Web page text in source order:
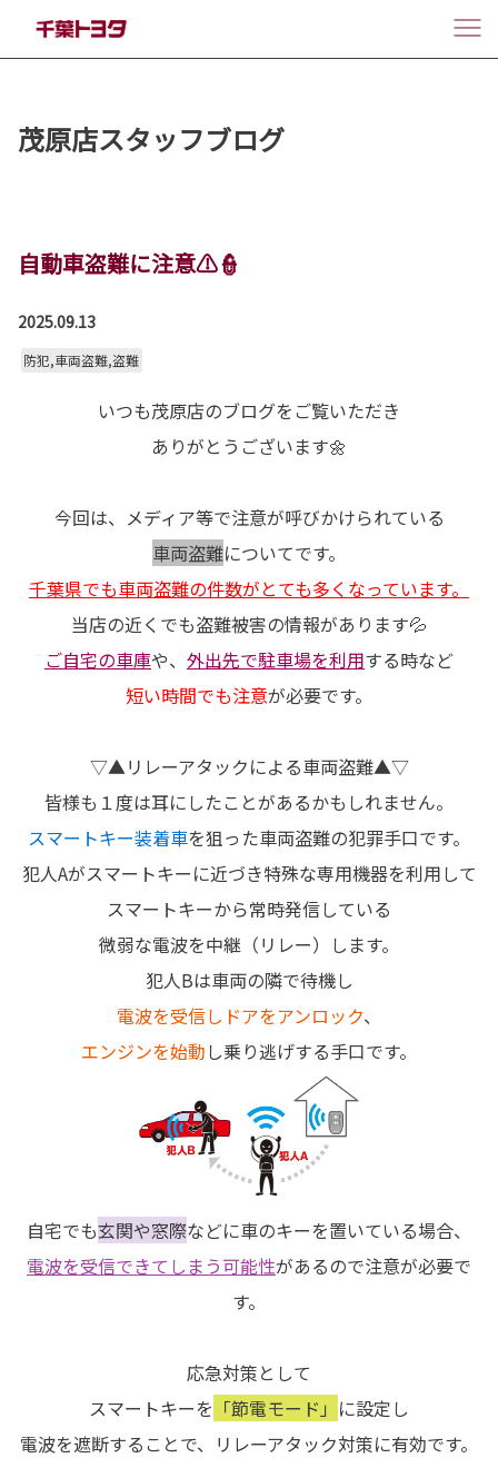
茂原店スタッフブログ
自動車盗難に注意⚠👮
2025.09.13
防犯,車両盗難,盗難
いつも茂原店のブログをご覧いただき
ありがとうございます🌼
今回は、メディア等で注意が呼びかけられている
車両盗難についてです。
千葉県でも車両盗難の件数がとても多くなっています。
当店の近くでも盗難被害の情報があります💦
ご自宅の車庫や、 外出先で駐車場を利用する時など
短い時間でも注意が必要です。
▽▲リレーアタックによる車両盗難▲▽
皆様も１度は耳にしたことがあるかもしれません。
スマートキー装着車を狙った車両盗難の犯罪手口です。
犯人Aがスマートキーに近づき特殊な専用機器を利用して
スマートキーから常時発信している
微弱な電波を中継（リレー）します。
犯人Bは車両の隣で待機し
電波を受信しドアをアンロック、
エンジンを始動 し乗り逃げする手口です。
自宅でも玄関や窓際などに車のキーを置いている場合、
電波を受信できてしまう可能性があるので注意が必要で
す。
応急対策として
スマートキーを 「節電モード」 に設定し
電波を遮断することで、リレーアタック対策に有効です。